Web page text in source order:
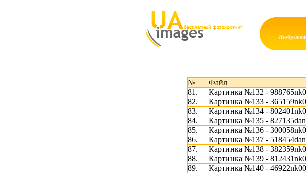
№ Файл
81.
Картинка №132 -
82. Картинка №133 -
83. Картинка №134 -
84. Картинка №135 -
85. Картинка №136 -
86. Картинка №137 -
87. Картинка №138 -
88. Картинка №139 -
89. Картинка №140 -